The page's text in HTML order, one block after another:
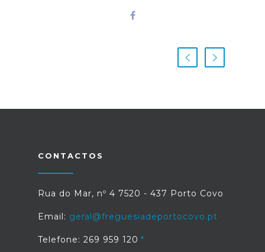
CONTACTOS
Rua do Mar, nº 4 7520 - 437 Porto Covo
Email: geral@freguesiadeportocovo.pt
Telefone: 269 959 120